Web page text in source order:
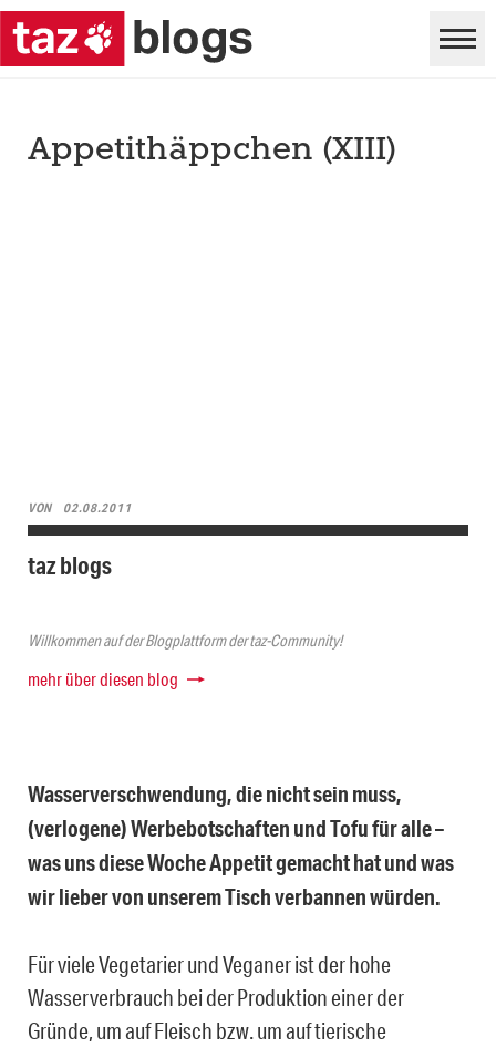
Appetithäppchen (XIII)
VON 02.08.2011
taz blogs
Willkommen auf der Blogplattform der taz-Community!
mehr über diesen blog
Wasserverschwendung, die nicht sein muss,
(verlogene) Werbebotschaften und Tofu für alle –
was uns diese Woche Appetit gemacht hat und was
wir lieber von unserem Tisch verbannen würden.
Für viele Vegetarier und Veganer ist der hohe
Wasserverbrauch bei der Produktion einer der
Gründe, um auf Fleisch bzw. um auf tierische